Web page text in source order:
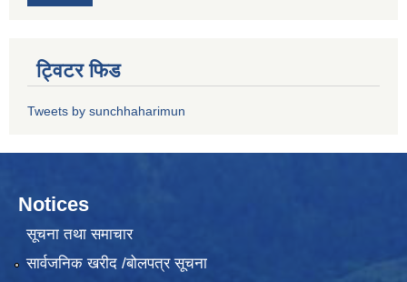
ट्विटर फिड
Tweets by sunchhaharimun
Notices
सूचना तथा समाचार
सार्वजनिक खरीद /बोलपत्र सूचना